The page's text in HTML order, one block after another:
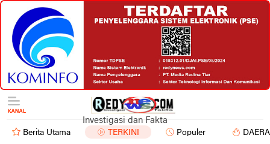
Investigasi dan Fakta
Berita Utama TERKINI Populer